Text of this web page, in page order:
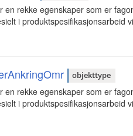
rekke egenskaper som er
i produktspesifikasjonsarbeid
objekttype
rekke egenskaper som er
i produktspesifikasjonsarbeid